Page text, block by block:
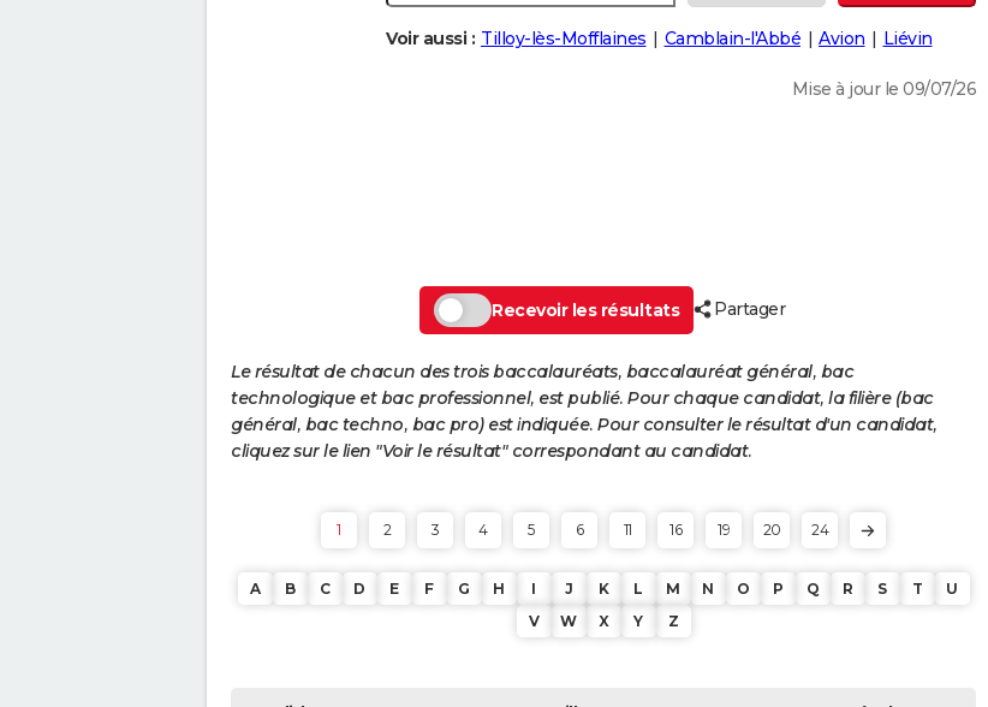
Voir aussi : Tilloy-lès-Mofflaines Camblain-l'Abbé Avion Liévin
Mise à jour le 09/07/26
Recevoir les résultats Partager
Le résultat de chacun des trois baccalauréats, baccalauréat général, bac
technologique et bac professionnel, est publié. Pour chaque candidat, la filière (bac
général, bac techno, bac pro) est indiquée. Pour consulter le résultat d'un candidat,
cliquez sur le lien "Voir le résultat" correspondant au candidat.
1 2 3 4 5 6 11 16 19 20 24
A B C D E F G H I J K L M N O P Q R S T
U
V
W X Y Z